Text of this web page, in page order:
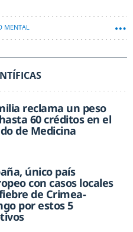
MENTAL
reclama un peso
60 créditos en el
de Medicina
único país
con casos locales
de Crimea-
por estos 5